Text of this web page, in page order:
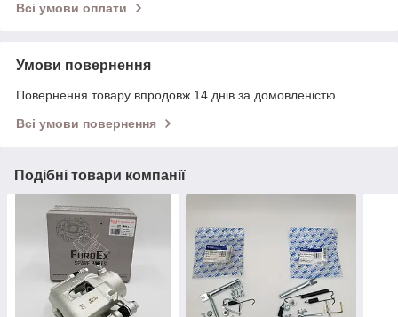
Всі умови оплати
Умови повернення
Повернення товару впродовж 14 днів за домовленістю
Всі умови повернення
Подібні товари компанії